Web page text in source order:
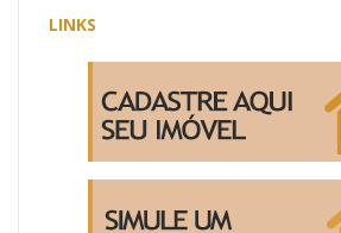
LINKS